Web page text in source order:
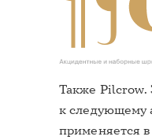
Также Pilcrow.
к следующему
применяется в